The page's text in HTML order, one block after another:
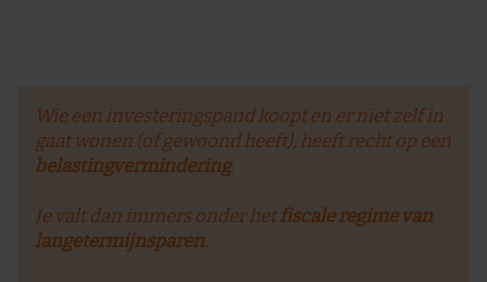
Wie een investeringspand koopt en er niet zelf in
gaat wonen (of gewoond heeft), heeft recht op een
belastingvermindering.
Je valt dan immers onder hetfiscale regime van
langetermijnsparen.